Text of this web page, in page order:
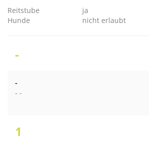
Reitstube
ja
Hunde
nicht erlaubt
-
-
- -
1